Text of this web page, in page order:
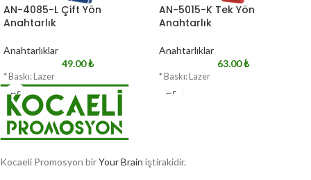
AN-4085-L Çift Yön
Anahtarlık
Anahtarlıklar
49.00₺
* Baskı: Lazer
AN-5015-K Tek Yön
Anahtarlık
Anahtarlıklar
63.00₺
* Baskı: Lazer
Kocaeli Promosyon birYour Brain iştirakidir.